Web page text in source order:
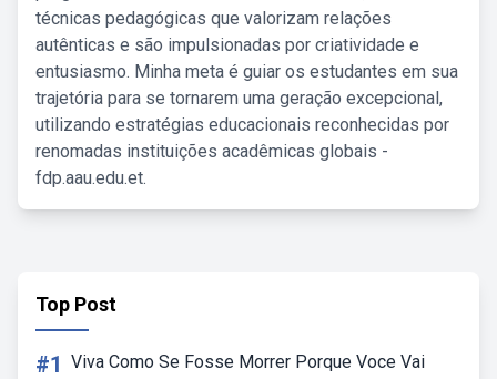
técnicas pedagógicas que valorizam relações
autênticas e são impulsionadas por criatividade e
entusiasmo. Minha meta é guiar os estudantes em sua
trajetória para se tornarem uma geração excepcional,
utilizando estratégias educacionais reconhecidas por
renomadas instituições acadêmicas globais -
fdp.aau.edu.et.
Top Post
#1 Viva Como Se Fosse Morrer Porque Voce Vai